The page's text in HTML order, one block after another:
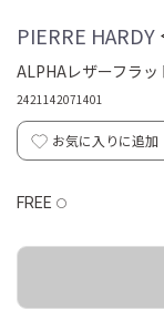
PIERRE HARDY
ALPHAレザーフラ
2421142071401
お気に入りに追加
FREE ◯